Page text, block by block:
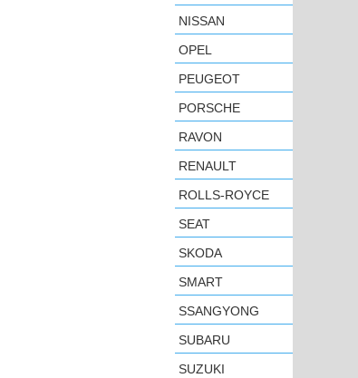
NISSAN
OPEL
PEUGEOT
PORSCHE
RAVON
RENAULT
ROLLS-ROYCE
SEAT
SKODA
SMART
SSANGYONG
SUBARU
SUZUKI